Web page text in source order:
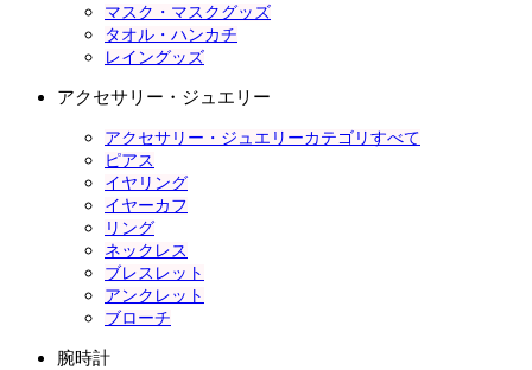
マスク・マスクグッズ
タオル・ハンカチ
レイングッズ
アクセサリー・ジュエリー
アクセサリー・ジュエリーカテゴリすべて
ピアス
イヤリング
イヤーカフ
リング
ネックレス
ブレスレット
アンクレット
ブローチ
腕時計